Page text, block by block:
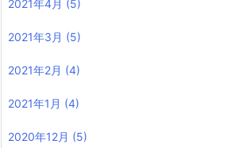
2021年4月 (5)
2021年3月 (5)
2021年2月 (4)
2021年1月 (4)
2020年12月 (5)